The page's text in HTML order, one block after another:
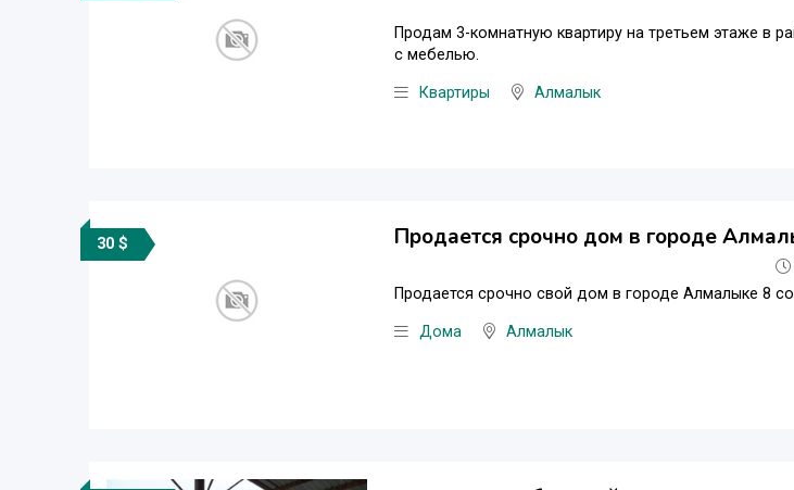
Продам 3-комнатную квартиру на третьем этаже в
с мебелью.
Квартиры Алмалык
30 $ Продается срочно дом в городе
Продается срочно свой дом в городе Алмалыке 8
Дома Алмалык